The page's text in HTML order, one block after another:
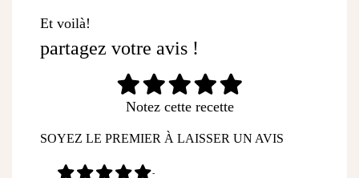
Et voilà!
partagez votre avis !
Notez cette recette
SOYEZ LE PREMIER À LAISSER UN AVIS
-